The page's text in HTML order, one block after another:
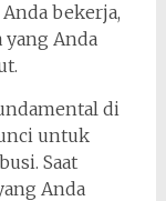
bekerja,
yang Anda
di
untuk
Saat
Anda